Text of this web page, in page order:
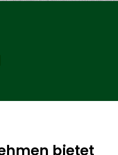
bietet